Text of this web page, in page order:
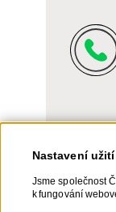
Nastavení
Jsme společnost
k fungování